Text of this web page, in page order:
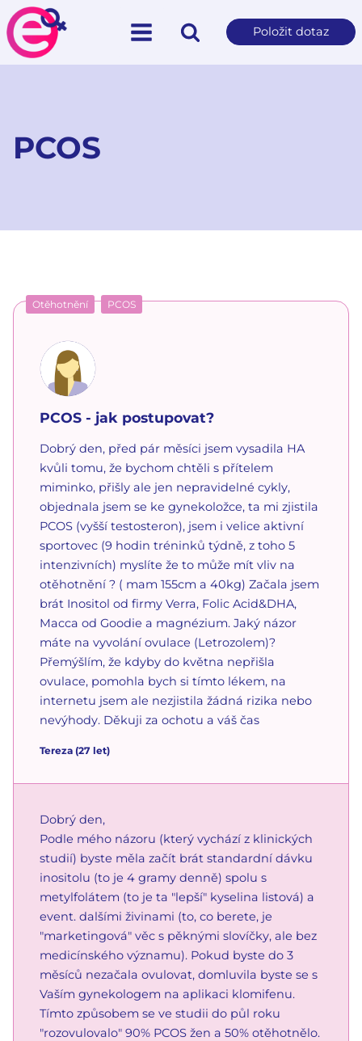
Položit dotaz
PCOS
Otěhotnění PCOS
PCOS - jak postupovat?
Dobrý den, před pár měsíci jsem vysadila HA
kvůli tomu, že bychom chtěli s přítelem
miminko, přišly ale jen nepravidelné cykly,
objednala jsem se ke gynekoložce, ta mi zjistila
PCOS (vyšší testosteron), jsem i velice aktivní
sportovec (9 hodin tréninků týdně, z toho 5
intenzivních) myslíte že to může mít vliv na
otěhotnění ? ( mam 155cm a 40kg) Začala jsem
brát Inositol od firmy Verra, Folic Acid&DHA,
Macca od Goodie a magnézium. Jaký názor
máte na vyvolání ovulace (Letrozolem)?
Přemýšlím, že kdyby do května nepřišla
ovulace, pomohla bych si tímto lékem, na
internetu jsem ale nezjistila žádná rizika nebo
nevýhody. Děkuji za ochotu a váš čas
Tereza (27 let)
Dobrý den,
Podle mého názoru (který vychází z klinických
studií) byste měla začít brát standardní dávku
inositolu (to je 4 gramy denně) spolu s
metylfolátem (to je ta "lepší" kyselina listová) a
event. dalšími živinami (to, co berete, je
"marketingová" věc s pěknými slovíčky, ale bez
medicínského významu). Pokud byste do 3
měsíců nezačala ovulovat, domluvila byste se s
Vaším gynekologem na aplikaci klomifenu.
Tímto způsobem se ve studii do půl roku
"rozovulovalo" 90% PCOS žen a 50% otěhotnělo.